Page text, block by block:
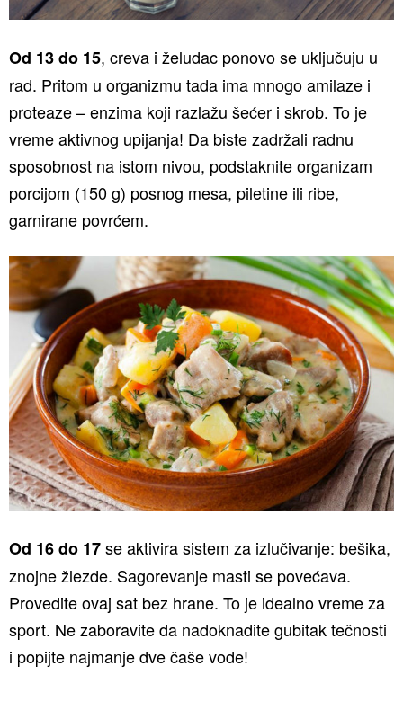
Od 13 do 15, creva i želudac ponovo se uključuju u
rad. Pritom u organizmu tada ima mnogo amilaze i
proteaze – enzima koji razlažu šećer i skrob. To je
vreme aktivnog upijanja! Da biste zadržali radnu
sposobnost na istom nivou, podstaknite organizam
porcijom (150 g) posnog mesa, piletine ili ribe,
garnirane povrćem.
Od 16 do 17se aktivira sistem za izlučivanje: bešika,
znojne žlezde. Sagorevanje masti se povećava.
Provedite ovaj sat bez hrane. To je idealno vreme za
sport. Ne zaboravite da nadoknadite gubitak tečnosti
i popijte najmanje dve čaše vode!